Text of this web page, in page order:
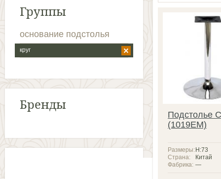
Группы
основание подстолья
круг
Бренды
Подстолье
(1019ЕМ)
Н:73
Размеры:
Китай
Страна:
—
Фабрика: